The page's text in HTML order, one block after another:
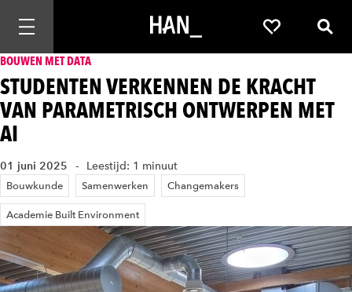
Mobiele navigatie openen Favorieten
BOUWEN MET DATA
STUDENTEN VERKENNEN DE KRACHT
VAN PARAMETRISCH ONTWERPEN MET
AI
01 juni 2025 Leestijd: 1 minuut
Bouwkunde Samenwerken Changemakers
Academie Built Environment